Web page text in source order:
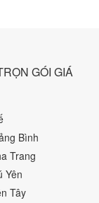
GÓI GIÁ
Bình
Trang
Yên
Tây